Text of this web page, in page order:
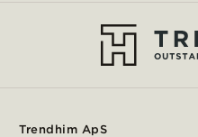
Trendhim ApS